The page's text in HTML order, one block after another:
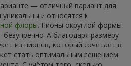
— отличный вариант для
и относятся к
флоры. Пионы округлой формы
А благодаря размеру
из пионов, который сочетает в
стать оптимальным решением